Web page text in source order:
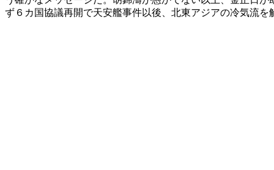
ず６カ国協議再開で天安艦事件以後、北東アジアの冷気流を